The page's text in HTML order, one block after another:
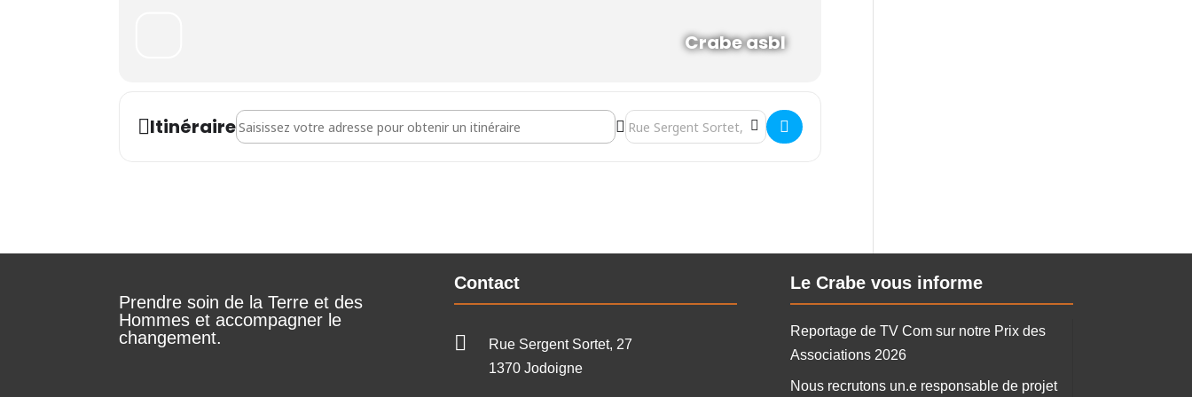
Crabe asbl
ItinéraireAddress - Atelier informatique et numérique [] Destination Address - Atelier informatique et numérique []
Prendre soin de la Terre et des
Hommes et accompagner le
changement.
Contact

Rue Sergent Sortet, 27
1370 Jodoigne
Le Crabe vous informe
Reportage de TV Com sur notre Prix des
Associations 2026
Nous recrutons un.e responsable de projet